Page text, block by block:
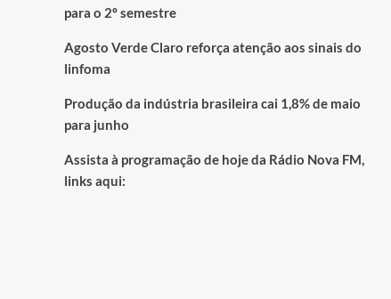
para o 2º semestre
Agosto Verde Claro reforça atenção aos sinais do
linfoma
Produção da indústria brasileira cai 1,8% de maio
para junho
Assista à programação de hoje da Rádio Nova FM,
links aqui: